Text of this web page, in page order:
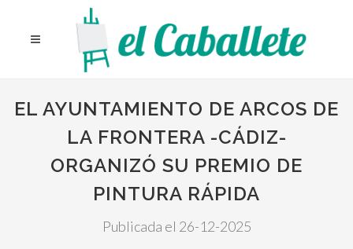
EL AYUNTAMIENTO DE ARCOS DE
LA FRONTERA -CÁDIZ-
ORGANIZÓ SU PREMIO DE
PINTURA RÁPIDA
Publicada el 26-12-2025